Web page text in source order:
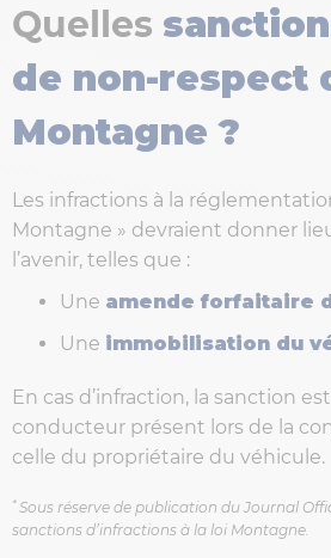
Quelles
de non-respect
Montagne ?
Les infractions à la
Montagne » devraient donner
l’avenir, telles que :
Une amende forfaitaire
Une immobilisation du
En cas d’infraction, la sanction
conducteur présent lors de la
celle du propriétaire du véhicule.
*Sous réserve de publication du Journal
sanctions d’infractions à la loi Montagne.